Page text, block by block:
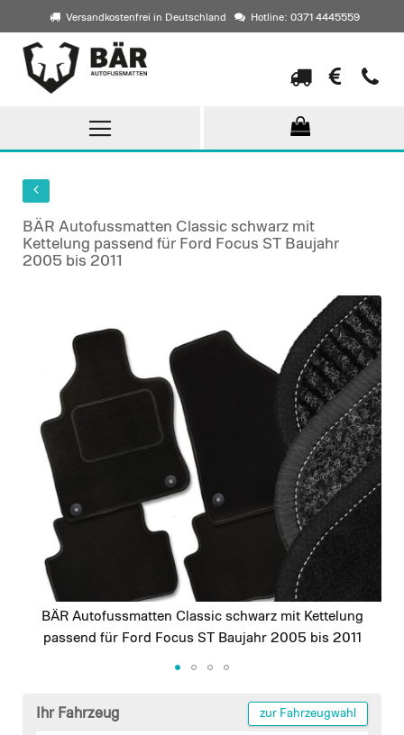
Versandkostenfrei in Deutschland Hotline: 0371 4445559
Direkt
zum
Inhalt
BÄR Autofussmatten Classic schwarz mit
Kettelung passend für Ford Focus ST Baujahr
2005 bis 2011
images
gallery
BÄR Autofussmatten Classic schwarz mit Kettelung
passend für Ford Focus ST Baujahr 2005 bis 2011
Ihr Fahrzeug zur Fahrzeugwahl